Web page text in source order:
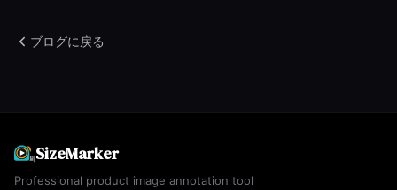
ブログに戻る
SizeMarker
Professional product image annotation tool